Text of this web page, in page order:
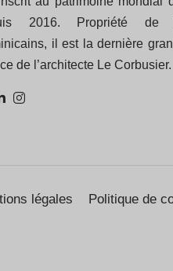
2016. Propriété de
il est la dernière
de l’architecte Le Corbusier.
légales Politique de